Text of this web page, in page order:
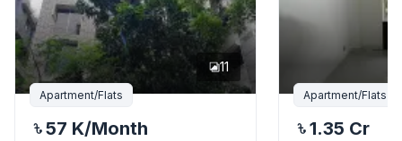
11
Apartment/Flats
57 K/Month
Apartment/Flats
1.35 Cr